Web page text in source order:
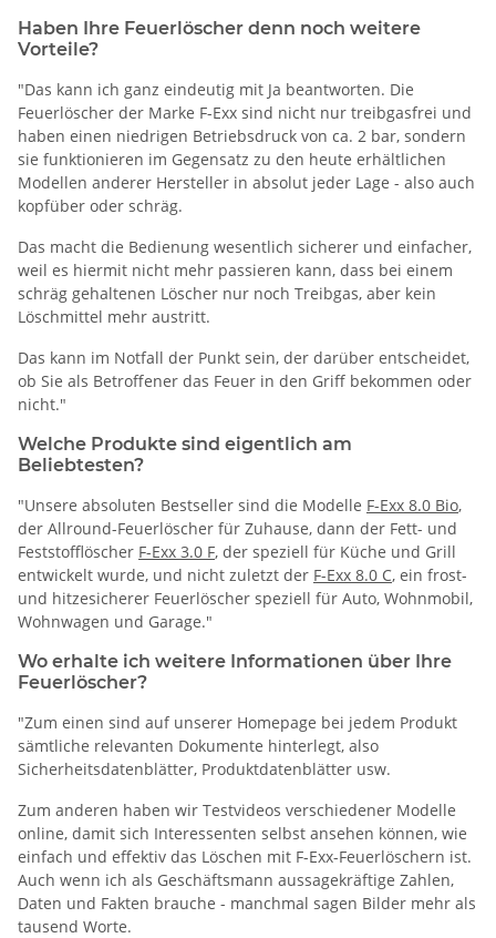
Haben Ihre Feuerlöscher denn noch weitere
Vorteile?
"Das kann ich ganz eindeutig mit Ja beantworten. Die
Feuerlöscher der Marke F-Exx sind nicht nur treibgasfrei und
haben einen niedrigen Betriebsdruck von ca. 2 bar, sondern
sie funktionieren im Gegensatz zu den heute erhältlichen
Modellen anderer Hersteller in absolut jeder Lage - also auch
kopfüber oder schräg.
Das macht die Bedienung wesentlich sicherer und einfacher,
weil es hiermit nicht mehr passieren kann, dass bei einem
schräg gehaltenen Löscher nur noch Treibgas, aber kein
Löschmittel mehr austritt.
Das kann im Notfall der Punkt sein, der darüber entscheidet,
ob Sie als Betroffener das Feuer in den Griff bekommen oder
nicht."
Welche Produkte sind eigentlich am
Beliebtesten?
"Unsere absoluten Bestseller sind die Modelle F-Exx 8.0 Bio,
der Allround-Feuerlöscher für Zuhause, dann der Fett- und
Feststofflöscher F-Exx 3.0 F, der speziell für Küche und Grill
entwickelt wurde, und nicht zuletzt der F-Exx 8.0 C, ein frost-
und hitzesicherer Feuerlöscher speziell für Auto, Wohnmobil,
Wohnwagen und Garage."
Wo erhalte ich weitere Informationen über Ihre
Feuerlöscher?
"Zum einen sind auf unserer Homepage bei jedem Produkt
sämtliche relevanten Dokumente hinterlegt, also
Sicherheitsdatenblätter, Produktdatenblätter usw.
Zum anderen haben wir Testvideos verschiedener Modelle
online, damit sich Interessenten selbst ansehen können, wie
einfach und effektiv das Löschen mit F-Exx-Feuerlöschern ist.
Auch wenn ich als Geschäftsmann aussagekräftige Zahlen,
Daten und Fakten brauche - manchmal sagen Bilder mehr als
tausend Worte.